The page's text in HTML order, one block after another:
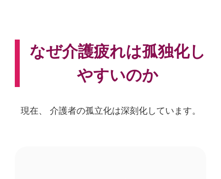
なぜ介護疲れは孤独化し
やすいのか
現在、 介護者の孤立化は深刻化しています。